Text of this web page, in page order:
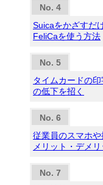
Suicaをかざすだ
FeliCaを使う方法
タイムカードの
の低下を招く
従業員のスマホ
メリット・デメ